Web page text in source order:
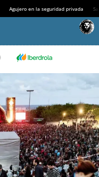
Agujero en la seguridad privada